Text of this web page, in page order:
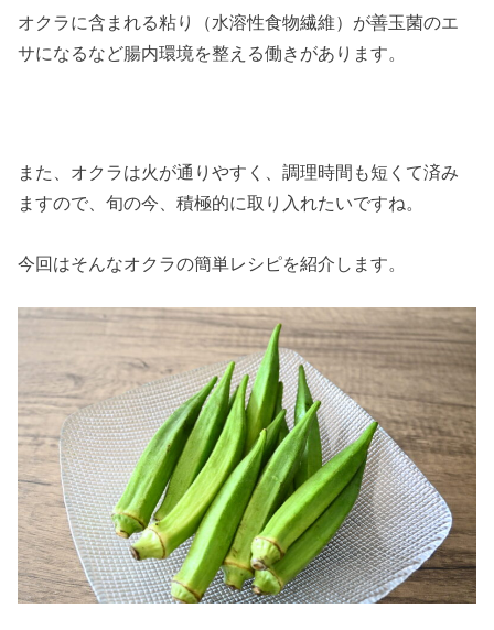
オクラに含まれる粘り（水溶性食物繊維）が善玉菌のエ
サになるなど腸内環境を整える働きがあります。
また、オクラは火が通りやすく、調理時間も短くて済み
ますので、旬の今、積極的に取り入れたいですね。
今回はそんなオクラの簡単レシピを紹介します。